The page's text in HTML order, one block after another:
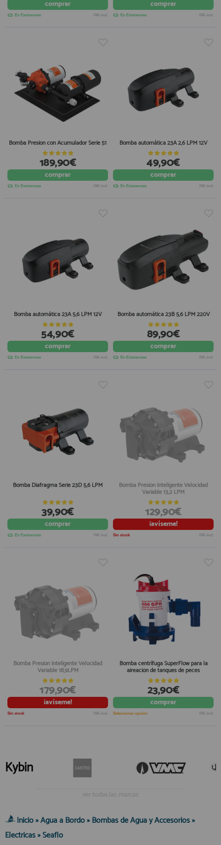
comprar
En Existencias IVA incl.
comprar
En Existencias IVA incl.
Bomba Presion con Acumulador Serie 51
189,90€
comprar
En Existencias IVA incl.
Bomba automática 23A 2,6 LPM 12V
49,90€
comprar
En Existencias IVA incl.
Bomba automática 23A 5,6 LPM 12V
54,90€
comprar
En Existencias IVA incl.
Bomba automática 23B 5,6 LPM 220V
89,90€
comprar
En Existencias IVA incl.
Bomba Diafragma Serie 23D 5,6 LPM
39,90€
comprar
En Existencias IVA incl.
Bomba Presión Inteligente Velocidad
Variable 13,2 LPM
129,90€
¡avíseme!
Sin stock IVA incl.
Bomba Presión Inteligente Velocidad
Variable 18,9LPM
179,90€
¡avíseme!
Sin stock IVA incl.
Bomba centrífuga SuperFlow para la
aireación de tanques de peces
23,90€
comprar
Seleccionar opción IVA incl.
Kybin
ver todas las marcas
Inicio»Agua a Bordo»Bombas de Agua y Accesorios»
Electricas»Seaflo